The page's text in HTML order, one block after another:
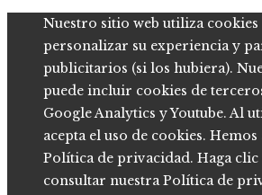
Nuestro sitio web utiliza
personalizar su experiencia y
publicitarios (si los hubiera).
puede incluir cookies de
Google Analytics y Youtube. Al
acepta el uso de cookies.
Política de privacidad. Haga
consultar nuestra Política de